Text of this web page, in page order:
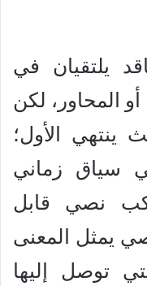
يلتقيان في
المحاور، لكن
ينتهي الأول؛
سياق زماني
نصي قابل
يمثل المعنى
توصل إليها